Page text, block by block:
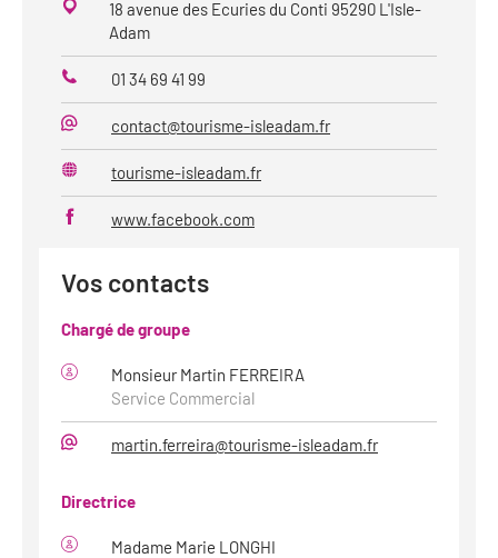
18 avenue des Ecuries du Conti 95290 L'Isle-
Adam
Téléphone
01 34 69 41 99
Mail
contact@tourisme-isleadam.fr
Site
web
tourisme-isleadam.fr
www.facebook.com
Vos contacts
Chargé de groupe
Monsieur Martin FERREIRA
Service Commercial
martin.ferreira@tourisme-isleadam.fr
Directrice
Madame Marie LONGHI